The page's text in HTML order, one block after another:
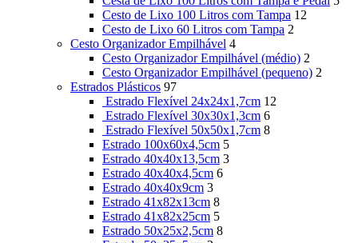
Cesto de Lixo 100 Litros com Tampa 12
Cesto de Lixo 60 Litros com Tampa 2
Cesto Organizador Empilhável 4
Cesto Organizador Empilhável (médio) 2
Cesto Organizador Empilhável (pequeno) 2
Estrados Plásticos 97
Estrado Flexível 24x24x1,7cm 12
Estrado Flexível 30x30x1,3cm 6
Estrado Flexível 50x50x1,7cm 8
Estrado 100x60x4,5cm 5
Estrado 40x40x13,5cm 3
Estrado 40x40x4,5cm 6
Estrado 40x40x9cm 3
Estrado 41x82x13cm 8
Estrado 41x82x25cm 5
Estrado 50x25x2,5cm 8